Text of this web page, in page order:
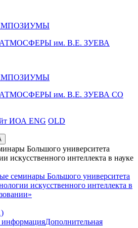
им. В.Е. ЗУЕВА
им. В.Е. ЗУЕВА СО
ИОА ENG OLD
Большого университета
искусственного интеллекта в науке
семинары Большого университета
искусственного интеллекта в
Дополнительная